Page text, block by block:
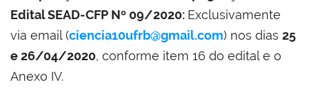
Edital SEAD-CFP Nº 09/2020: Exclusivamente
via email (ciencia10ufrb@gmail.com) nos dias 25
e 26/04/2020, conforme item 16 do edital e o
Anexo IV.